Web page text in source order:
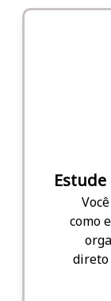
como
direto